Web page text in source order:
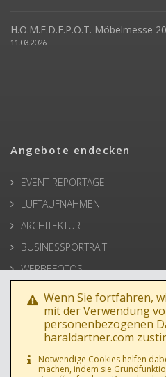
H.O.M.E.D.E.P.O.T. Möbelmesse
11.03.2026
Angebote endecken
EVENT REPORTAGE
LUFTAUFNAHMEN
ARCHITEKTUR
BUSINESSPORTRAIT
WERBEFOTOS
HOCHZEIT
PRESSE
Wenn Sie fortfahren,
mit der Verwendung
personenbezogenen
haraldartner.com
Notwendige Cookies helfen
machen, indem sie